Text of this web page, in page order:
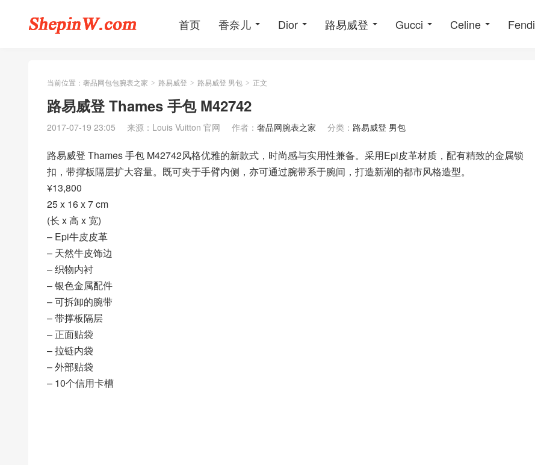
首页 香奈儿 Dior 路易威登 Gucci Celine Fendi
当前位置： 奢品网包包腕表之家 > 路易威登 > 路易威登 男包 > 正文
路易威登 Thames 手包 M42742
2017-07-19 23:05 来源：Louis Vuitton 官网 作者： 奢品网腕表之家 分类： 路易威登 男包
路易威登 Thames 手包 M42742风格优雅的新款式，时尚感与实用性兼备。采用Epi皮革材质，配有精致的金属锁
扣，带撑板隔层扩大容量。既可夹于手臂内侧，亦可通过腕带系于腕间，打造新潮的都市风格造型。
¥13,800
25 x 16 x 7 cm
(长 x 高 x 宽)
– Epi牛皮皮革
– 天然牛皮饰边
– 织物内衬
– 银色金属配件
– 可拆卸的腕带
– 带撑板隔层
– 正面贴袋
– 拉链内袋
– 外部贴袋
– 10个信用卡槽